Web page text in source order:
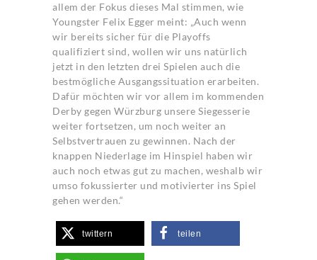
allem der Fokus dieses Mal stimmen, wie
Youngster Felix Egger meint: „Auch wenn
wir bereits sicher für die Playoffs
qualifiziert sind, wollen wir uns natürlich
jetzt in den letzten drei Spielen auch die
bestmögliche Ausgangssituation erarbeiten.
Dafür möchten wir vor allem im kommenden
Derby gegen Würzburg unsere Siegesserie
weiter fortsetzen, um noch weiter an
Selbstvertrauen zu gewinnen. Nach der
knappen Niederlage im Hinspiel haben wir
auch noch etwas gut zu machen, weshalb wir
umso fokussierter und motivierter ins Spiel
gehen werden.“
twittern teilen